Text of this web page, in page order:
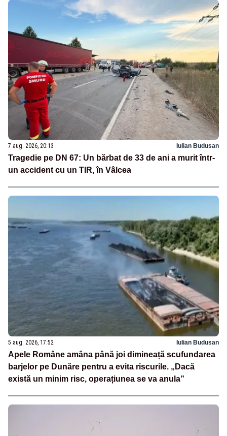
7 aug. 2026, 20:13 Iulian Budusan
Tragedie pe DN 67: Un bărbat de 33 de ani a murit într-
un accident cu un TIR, în Vâlcea
5 aug. 2026, 17:52 Iulian Budusan
Apele Române amâna până joi dimineață scufundarea
barjelor pe Dunăre pentru a evita riscurile. „Dacă
există un minim risc, operațiunea se va anula”